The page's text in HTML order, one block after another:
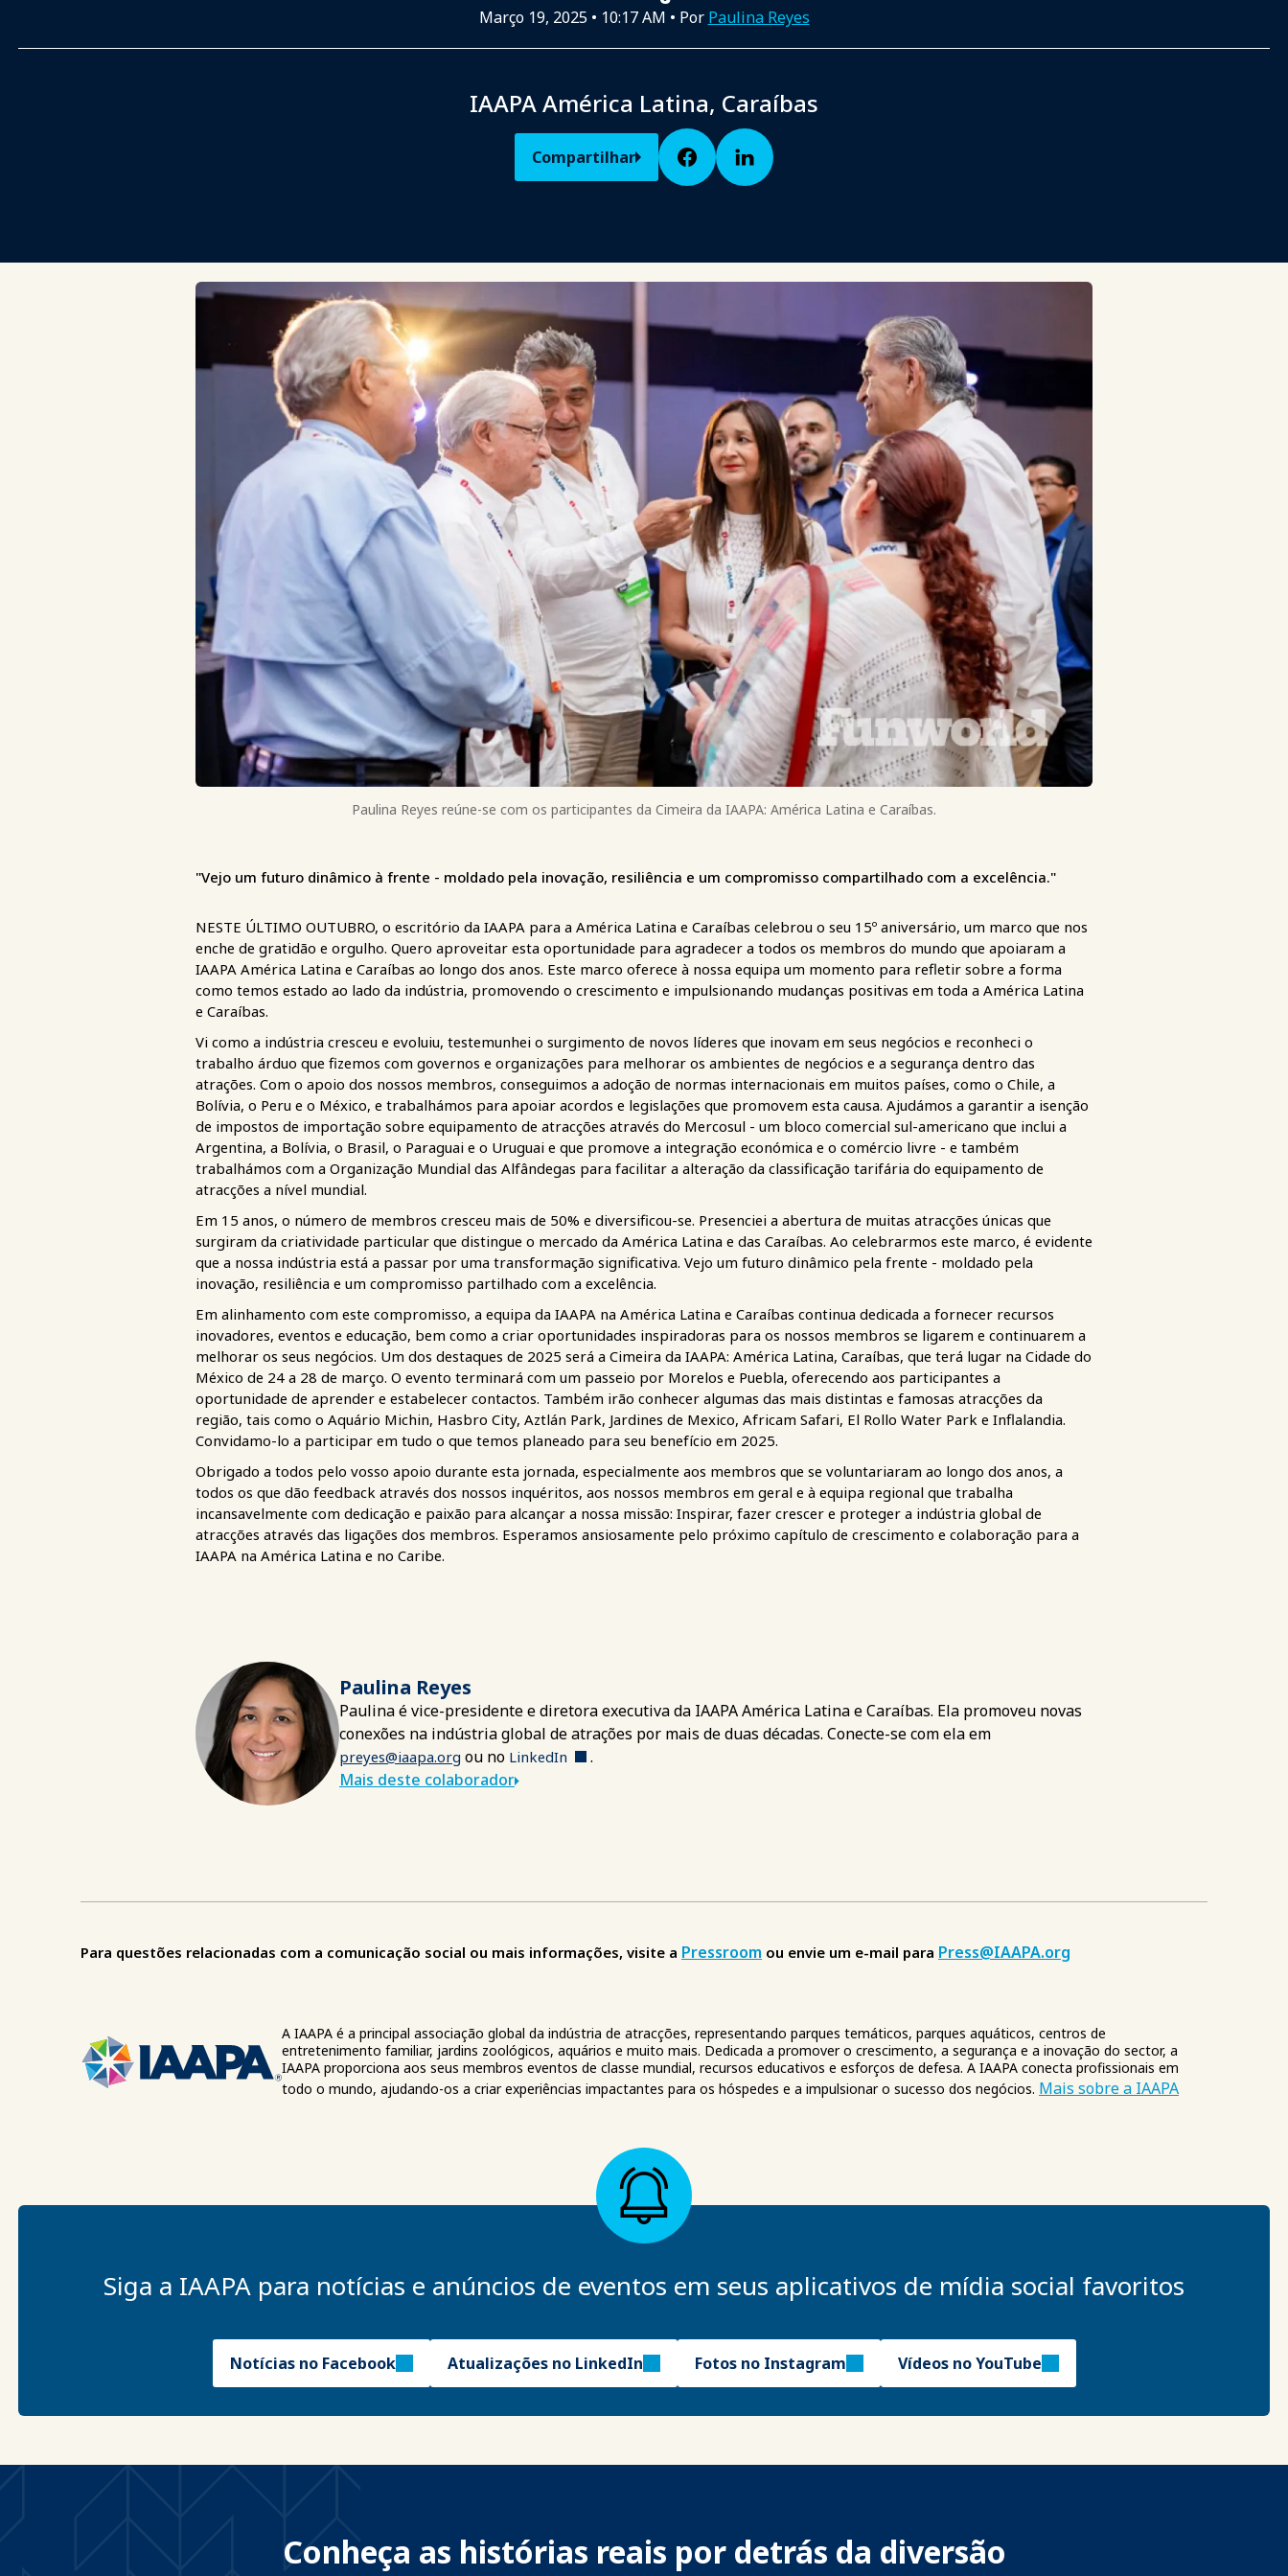
Março 19, 2025• 10:17 AM • Por Paulina Reyes
IAAPA América Latina, Caraíbas
Compartilhar
Paulina Reyes reúne-se com os participantes da Cimeira da IAAPA: América Latina e Caraíbas.
"Vejo um futuro dinâmico à frente - moldado pela inovação, resiliência e um compromisso compartilhado com a excelência."
NESTE ÚLTIMO OUTUBRO, o escritório da IAAPA para a América Latina e Caraíbas celebrou o seu 15º aniversário, um marco que nos
enche de gratidão e orgulho. Quero aproveitar esta oportunidade para agradecer a todos os membros do mundo que apoiaram a
IAAPA América Latina e Caraíbas ao longo dos anos. Este marco oferece à nossa equipa um momento para refletir sobre a forma
como temos estado ao lado da indústria, promovendo o crescimento e impulsionando mudanças positivas em toda a América Latina
e Caraíbas.
Vi como a indústria cresceu e evoluiu, testemunhei o surgimento de novos líderes que inovam em seus negócios e reconheci o
trabalho árduo que fizemos com governos e organizações para melhorar os ambientes de negócios e a segurança dentro das
atrações. Com o apoio dos nossos membros, conseguimos a adoção de normas internacionais em muitos países, como o Chile, a
Bolívia, o Peru e o México, e trabalhámos para apoiar acordos e legislações que promovem esta causa. Ajudámos a garantir a isenção
de impostos de importação sobre equipamento de atracções através do Mercosul - um bloco comercial sul-americano que inclui a
Argentina, a Bolívia, o Brasil, o Paraguai e o Uruguai e que promove a integração económica e o comércio livre - e também
trabalhámos com a Organização Mundial das Alfândegas para facilitar a alteração da classificação tarifária do equipamento de
atracções a nível mundial.
Em 15 anos, o número de membros cresceu mais de 50% e diversificou-se. Presenciei a abertura de muitas atracções únicas que
surgiram da criatividade particular que distingue o mercado da América Latina e das Caraíbas. Ao celebrarmos este marco, é evidente
que a nossa indústria está a passar por uma transformação significativa. Vejo um futuro dinâmico pela frente - moldado pela
inovação, resiliência e um compromisso partilhado com a excelência.
Em alinhamento com este compromisso, a equipa da IAAPA na América Latina e Caraíbas continua dedicada a fornecer recursos
inovadores, eventos e educação, bem como a criar oportunidades inspiradoras para os nossos membros se ligarem e continuarem a
melhorar os seus negócios. Um dos destaques de 2025 será a Cimeira da IAAPA: América Latina, Caraíbas, que terá lugar na Cidade do
México de 24 a 28 de março. O evento terminará com um passeio por Morelos e Puebla, oferecendo aos participantes a
oportunidade de aprender e estabelecer contactos. Também irão conhecer algumas das mais distintas e famosas atracções da
região, tais como o Aquário Michin, Hasbro City, Aztlán Park, Jardines de Mexico, Africam Safari, El Rollo Water Park e Inflalandia.
Convidamo-lo a participar em tudo o que temos planeado para seu benefício em 2025.
Obrigado a todos pelo vosso apoio durante esta jornada, especialmente aos membros que se voluntariaram ao longo dos anos, a
todos os que dão feedback através dos nossos inquéritos, aos nossos membros em geral e à equipa regional que trabalha
incansavelmente com dedicação e paixão para alcançar a nossa missão: Inspirar, fazer crescer e proteger a indústria global de
atracções através das ligações dos membros. Esperamos ansiosamente pelo próximo capítulo de crescimento e colaboração para a
IAAPA na América Latina e no Caribe.
Paulina Reyes
Paulina é vice-presidente e diretora executiva da IAAPA América Latina e Caraíbas. Ela promoveu novas
conexões na indústria global de atrações por mais de duas décadas. Conecte-se com ela em
preyes@iaapa.org ou no LinkedIn
.
Mais deste colaborador
Para questões relacionadas com a comunicação social ou mais informações, visite a Pressroom ou envie um e-mail para Press@IAAPA.org
A IAAPA é a principal associação global da indústria de atracções, representando parques temáticos, parques aquáticos, centros de
entretenimento familiar, jardins zoológicos, aquários e muito mais. Dedicada a promover o crescimento, a segurança e a inovação do sector, a
IAAPA proporciona aos seus membros eventos de classe mundial, recursos educativos e esforços de defesa. A IAAPA conecta profissionais em
todo o mundo, ajudando-os a criar experiências impactantes para os hóspedes e a impulsionar o sucesso dos negócios. Mais sobre a IAAPA
Siga a IAAPA para notícias e anúncios de eventos em seus aplicativos de mídia social favoritos
Notícias no Facebook Atualizações no LinkedIn Fotos no Instagram Vídeos no YouTube
Conheça as histórias reais por detrás da diversão